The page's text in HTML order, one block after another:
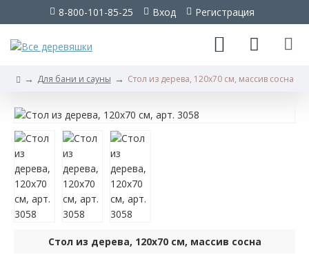
8-800-101-85-25 Вход Регистрация
Для бани и сауны Стол из дерева, 120х70 см, массив сосна
Стол
из
дерева,
120х70
см,
массив
Стол из дерева, 120х70 см, массив сосна